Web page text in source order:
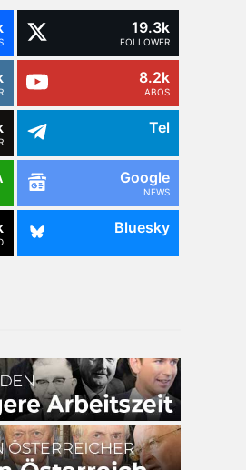
19.3k
FOLLOWER
8.2k
ABOS
Tel
Google
NEWS
Bluesky